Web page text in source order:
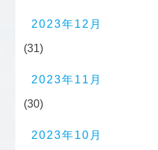
2023年12月
(31)
2023年11月
(30)
2023年10月